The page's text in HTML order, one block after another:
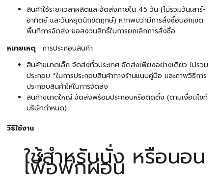
สินค้าใช้ระยะเวลาผลิตและจัดส่งภายใน 45 วัน (ไม่รวมวันเสาร์-
อาทิตย์ และวันหยุดนักขัตฤกษ์) หากพบว่ามีการสั่งซื้อนอกเขต
พื้นที่การจัดส่ง ขอสงวนสิทธิ์ในการยกเลิกการสั่งซื้อ
หมายเหตุ : การประกอบสินค้า
สินค้าขนาดเล็ก จัดส่งทั่วประเทศ จัดส่งเพียงอย่างเดียว ไม่รวม
ประกอบ *ในการประกอบสินค้าทางร้านแนบคู่มือ และภาพวิธีการ
ประกอบสินค้าให้ในการจัดส่ง
สินค้าขนาดใหญ่ จัดส่งพร้อมประกอบหรือติดตั้ง (ตามเงื่อนไขที่
บริษัทกำหนด)
วิธีใช้งาน
ใช้สำหรับนั่ง หรือนอน
เพื่อพักผ่อน